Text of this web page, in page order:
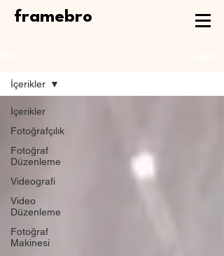
framebro
İçerikler
Fotoğrafçılık
Fotoğraf
Düzenleme
Videografi
Video
Düzenleme
Fotoğraf
Makinesi
İçerikler